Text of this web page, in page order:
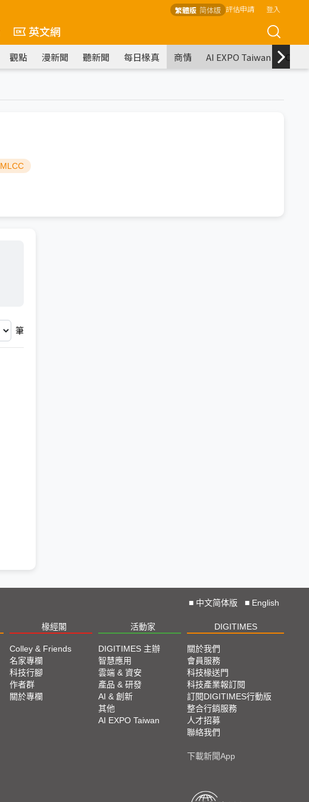
繁體版 简体版 評估申請 登入
英文網
觀點 漫新聞 聽新聞 每日椽真 商情 AI EXPO Taiwan
MLCC
筆
■ 中文简体版 ■ English
椽經閣 活動家 DIGITIMES
Colley & Friends
名家專欄
科技行腳
作者群
關於專欄
DIGITIMES 主辦
智慧應用
雲端 & 資安
產品 & 研發
AI & 創新
其他
AI EXPO Taiwan
關於我們
會員服務
科技椽送門
科技產業報訂閱
訂閱DIGITIMES行動版
整合行銷服務
人才招募
聯絡我們
下載新聞App